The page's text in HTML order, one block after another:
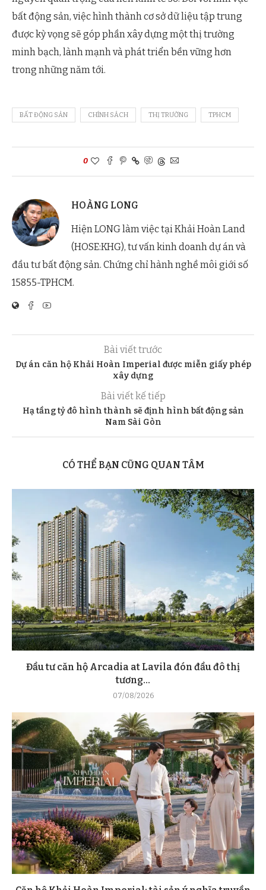
bất động sản, việc hình thành cơ sở dữ liệu tập trung
được kỳ vọng sẽ góp phần xây dựng một thị trường
minh bạch, lành mạnh và phát triển bền vững hơn
trong những năm tới.
BẤT ĐỘNG SẢN CHÍNH SÁCH THỊ TRƯỜNG TPHCM
0
HOÀNG LONG
Hiện LONG làm việc tại Khải Hoàn Land
(HOSE:KHG), tư vấn kinh doanh dự án và
đầu tư bất động sản. Chứng chỉ hành nghề môi giới số
15855-TPHCM.
Bài viết trước
Dự án căn hộ Khải Hoàn Imperial được miễn giấy phép
xây dựng
Bài viết kế tiếp
Hạ tầng tỷ đô hình thành sẽ định hình bất động sản
Nam Sài Gòn
CÓ THỂ BẠN CŨNG QUAN TÂM
Đầu tư căn hộ Arcadia at Lavila đón đầu đô thị
tương...
07/08/2026